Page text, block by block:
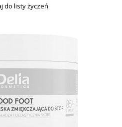
do listy życzeń